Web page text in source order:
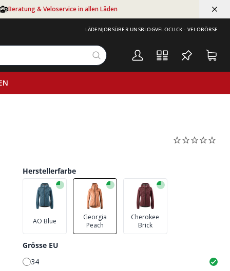
Beratung & Veloservice in allen Läden
LÄDENJOBSÜBER UNSBLOGVELOCLICK - VELOBÖRSE
Herstellerfarbe
AO Blue
Georgia
Peach
Cherokee
Brick
Grösse EU
34